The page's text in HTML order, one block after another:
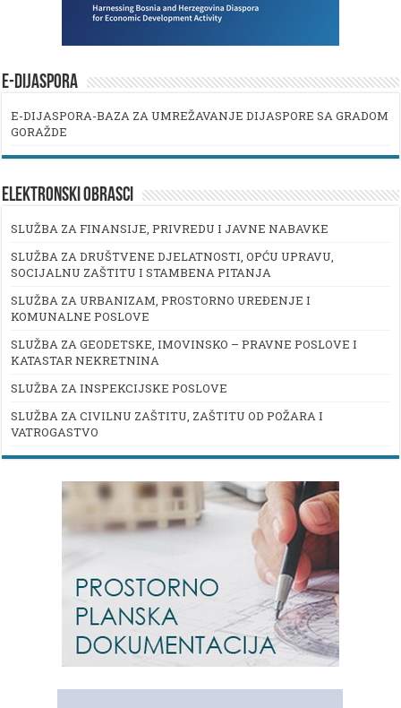
E-DIJASPORA
E-DIJASPORA-BAZA ZA UMREŽAVANJE DIJASPORE SA GRADOM
GORAŽDE
ELEKTRONSKI OBRASCI
SLUŽBA ZA FINANSIJE, PRIVREDU I JAVNE NABAVKE
SLUŽBA ZA DRUŠTVENE DJELATNOSTI, OPĆU UPRAVU,
SOCIJALNU ZAŠTITU I STAMBENA PITANJA
SLUŽBA ZA URBANIZAM, PROSTORNO UREĐENJE I
KOMUNALNE POSLOVE
SLUŽBA ZA GEODETSKE, IMOVINSKO – PRAVNE POSLOVE I
KATASTAR NEKRETNINA
SLUŽBA ZA INSPEKCIJSKE POSLOVE
SLUŽBA ZA CIVILNU ZAŠTITU, ZAŠTITU OD POŽARA I
VATROGASTVO